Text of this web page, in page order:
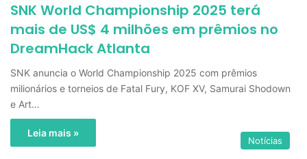
SNK World Championship 2025 terá
mais de US$ 4 milhões em prêmios no
DreamHack Atlanta
SNK anuncia o World Championship 2025 com prêmios
milionários e torneios de Fatal Fury, KOF XV, Samurai Shodown
e Art…
Leia mais »
Notícias